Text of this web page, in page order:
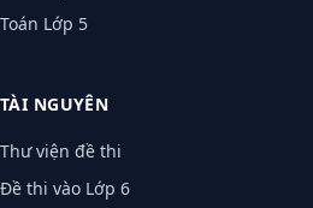
Toán Lớp 5
TÀI NGUYÊN
Thư viện đề thi
Đề thi vào Lớp 6